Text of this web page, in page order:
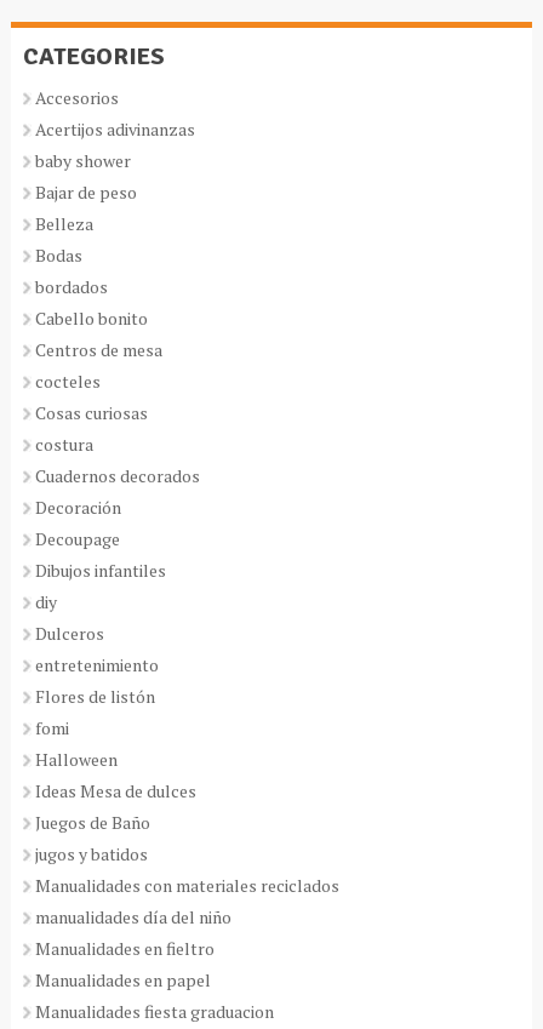
CATEGORIES
Accesorios
Acertijos adivinanzas
baby shower
Bajar de peso
Belleza
Bodas
bordados
Cabello bonito
Centros de mesa
cocteles
Cosas curiosas
costura
Cuadernos decorados
Decoración
Decoupage
Dibujos infantiles
diy
Dulceros
entretenimiento
Flores de listón
fomi
Halloween
Ideas Mesa de dulces
Juegos de Baño
jugos y batidos
Manualidades con materiales reciclados
manualidades día del niño
Manualidades en fieltro
Manualidades en papel
Manualidades fiesta graduacion